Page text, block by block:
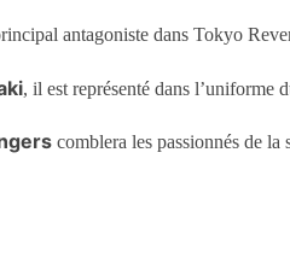
antagoniste dans Tokyo
, il est représenté dans l’uniforme
comblera les passionnés de la